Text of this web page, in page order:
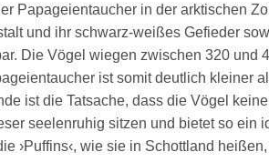
Papageientaucher in der arktischen
und ihr schwarz-weißes Gefieder
Die Vögel wiegen zwischen 320 und
ist somit deutlich kleiner
ist die Tatsache, dass die Vögel
seelenruhig sitzen und bietet so ein
›Puffins‹, wie sie in Schottland